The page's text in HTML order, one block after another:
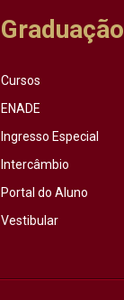
Graduação
Cursos
ENADE
Ingresso Especial
Intercâmbio
Portal do Aluno
Vestibular